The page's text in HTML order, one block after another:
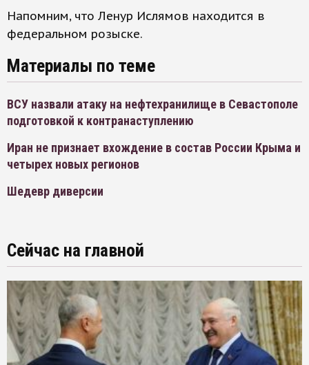
Напомним, что Ленур Ислямов находится в
федеральном розыске.
Материалы по теме
ВСУ назвали атаку на нефтехранилище в Севастополе
подготовкой к контранаступлению
Иран не признает вхождение в состав России Крыма и
четырех новых регионов
Шедевр диверсии
Сейчас на главной